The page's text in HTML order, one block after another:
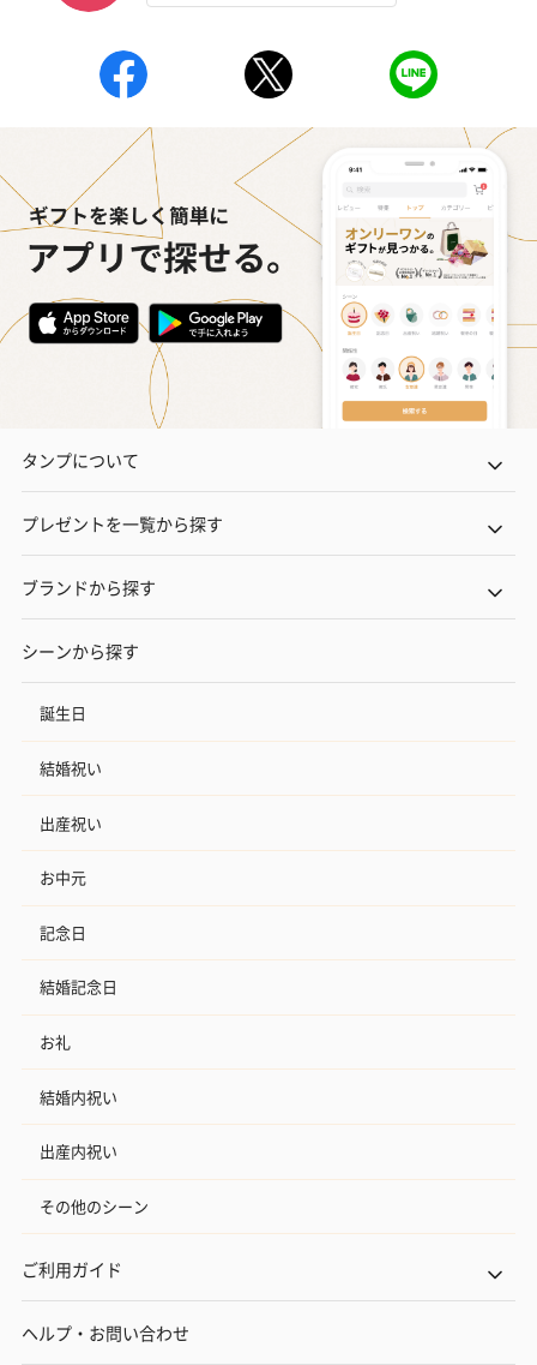
タンプについて
プレゼントを一覧から探す
ブランドから探す
シーンから探す
誕生日
結婚祝い
出産祝い
お中元
記念日
結婚記念日
お礼
結婚内祝い
出産内祝い
その他のシーン
ご利用ガイド
ヘルプ・お問い合わせ